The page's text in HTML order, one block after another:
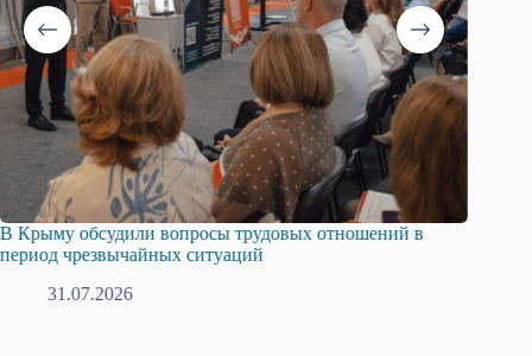
В Крыму обсудили вопросы трудовых отношений в
период чрезвычайных ситуаций
31.07.2026